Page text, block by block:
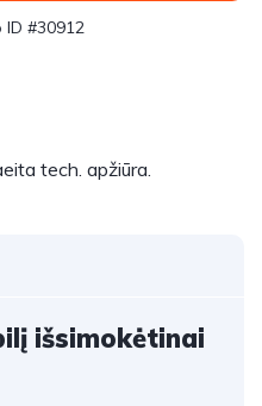
#30912
tech. apžiūra.
išsimokėtinai